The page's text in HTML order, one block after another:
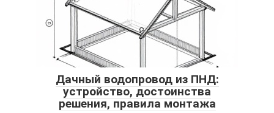
Дачный водопровод из ПНД:
устройство, достоинства
решения, правила монтажа